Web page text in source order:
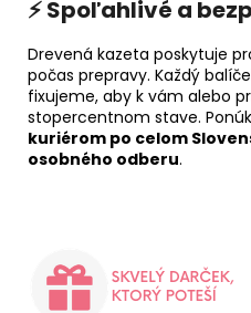
⚡ Spoľahlivé a
Drevená kazeta poskytuje
počas prepravy. Každý
fixujeme, aby k vám alebo
stopercentnom stave.
kuriérom po celom
osobného odberu.